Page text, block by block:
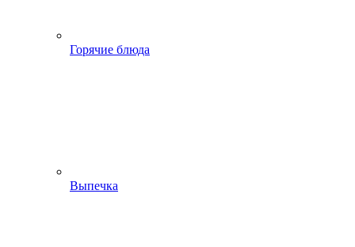
Горячие блюда
Выпечка